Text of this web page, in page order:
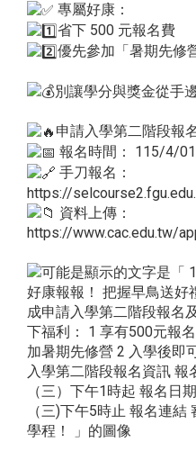
專屬好康：
省下 500 元報名費
優先參加「暑期先修
別讓學分與獎金從手
申請入學第二階段報
報名時間： 115/4/
手刀報名：
https://
資料上傳：
https://www.cac.edu.tw/